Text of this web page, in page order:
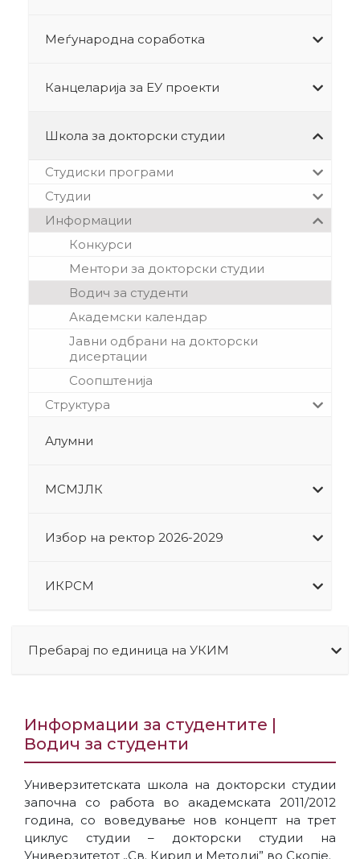
Меѓународна соработка
Канцеларија за ЕУ проекти
Школа за докторски студии
Студиски програми
Студии
Информации
Конкурси
Ментори за докторски студии
Водич за студенти
Академски календар
Јавни одбрани на докторски
дисертации
Соопштенија
Структура
Алумни
МСМЈЛК
Избор на ректор 2026-2029
ИКРСМ
Пребарај по единица на УКИМ
Информации за студентите |
Водич за студенти
Универзитетската школа на докторски студии
започна со работа во академската 2011/2012
година, со воведување нов концепт на трет
циклус студии – докторски студии на
Универзитетот „Св. Кирил и Методиј” во Скопје.